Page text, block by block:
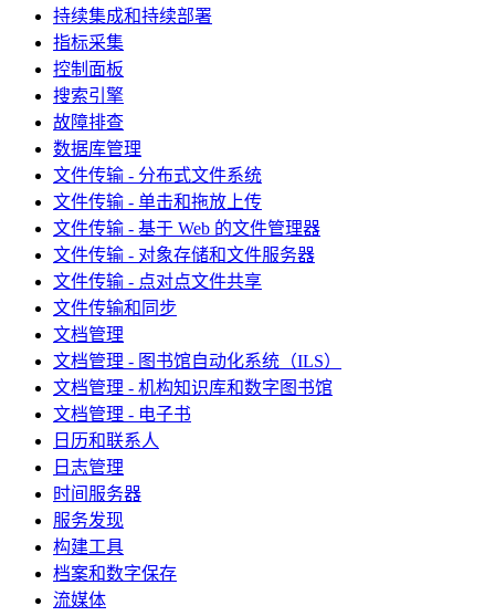
持续集成和持续部署
指标采集
控制面板
搜索引擎
故障排查
数据库管理
文件传输 - 分布式文件系统
文件传输 - 单击和拖放上传
文件传输 - 基于 Web 的文件管理器
文件传输 - 对象存储和文件服务器
文件传输 - 点对点文件共享
文件传输和同步
文档管理
文档管理 - 图书馆自动化系统（ILS）
文档管理 - 机构知识库和数字图书馆
文档管理 - 电子书
日历和联系人
日志管理
时间服务器
服务发现
构建工具
档案和数字保存
流媒体